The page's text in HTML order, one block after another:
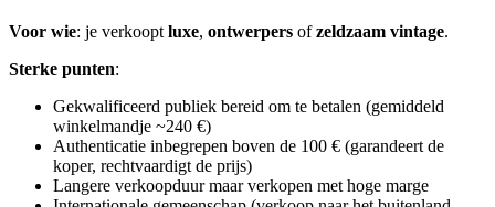
Voor wie: je verkoopt luxe, ontwerpers ofzeldzaam vintage.
Sterke punten:
Gekwalificeerd publiek bereid om te betalen (gemiddeld
winkelmandje ~240 €)
Authenticatie inbegrepen boven de 100 € (garandeert de
koper, rechtvaardigt de prijs)
Langere verkoopduur maar verkopen met hoge marge